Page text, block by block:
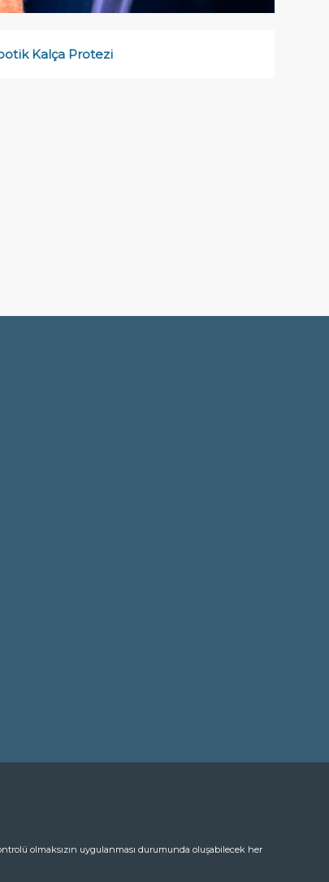
Kalça Protezi
olmaksızın uygulanması durumunda oluşabilecek her